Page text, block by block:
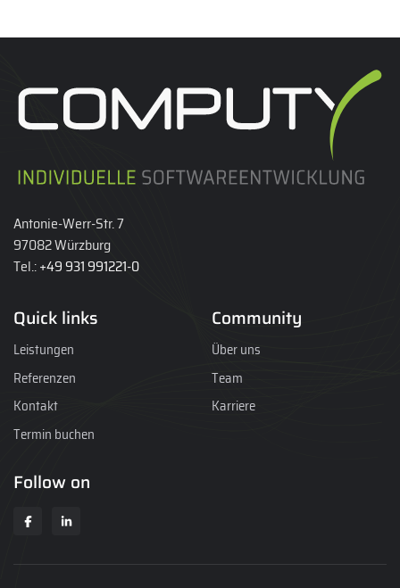
Antonie-Werr-Str. 7
97082 Würzburg
Tel.:+49 931 991221-0
Quick links
Leistungen
Referenzen
Kontakt
Termin buchen
Community
Über uns
Team
Karriere
Follow on